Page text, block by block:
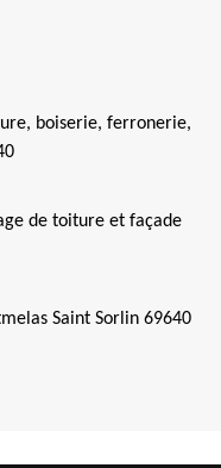
boiserie, ferronerie,
de toiture et façade
Saint Sorlin 69640